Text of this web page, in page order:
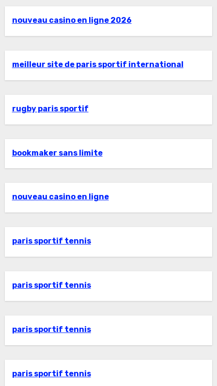
nouveau casino en ligne 2026
meilleur site de paris sportif international
rugby paris sportif
bookmaker sans limite
nouveau casino en ligne
paris sportif tennis
paris sportif tennis
paris sportif tennis
paris sportif tennis